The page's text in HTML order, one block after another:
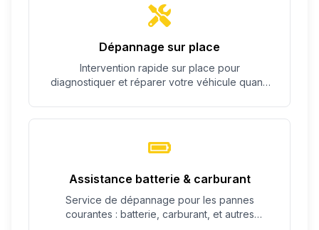
Dépannage sur place
Intervention rapide sur place pour
diagnostiquer et réparer votre véhicule quand
Assistance batterie & carburant
Service de dépannage pour les pannes
courantes : batterie, carburant, et autres